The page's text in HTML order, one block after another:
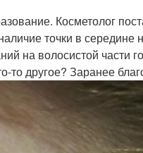
Косметолог
точки в середине
на волосистой части
то другое? Заранее